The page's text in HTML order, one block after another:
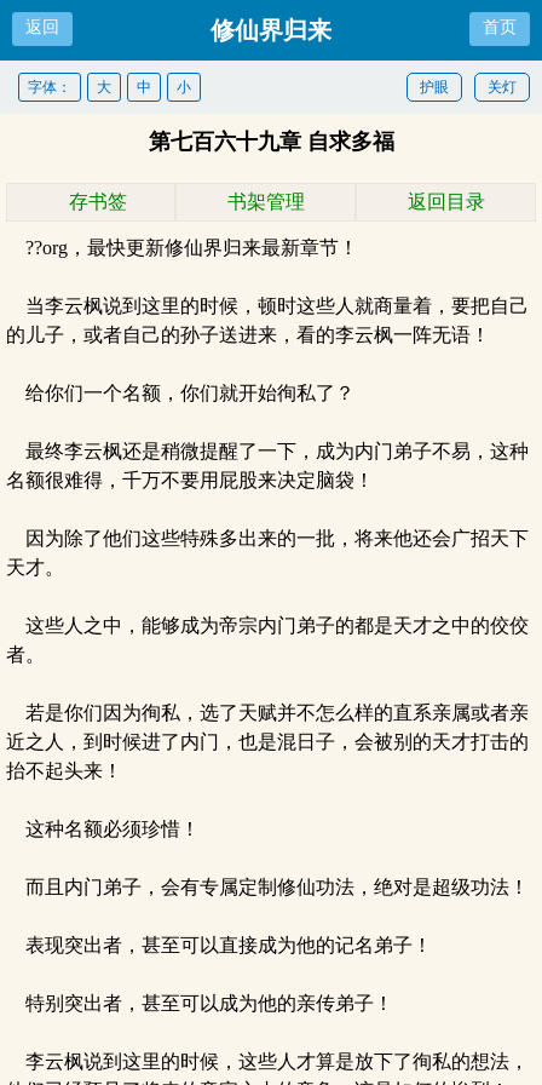
返回 修仙界归来 首页
关灯
护眼
字体： 大 中 小
第七百六十九章 自求多福
存书签 书架管理 返回目录
??org，最快更新修仙界归来最新章节！
当李云枫说到这里的时候，顿时这些人就商量着，要把自己
的儿子，或者自己的孙子送进来，看的李云枫一阵无语！
给你们一个名额，你们就开始徇私了？
最终李云枫还是稍微提醒了一下，成为内门弟子不易，这种
名额很难得，千万不要用屁股来决定脑袋！
因为除了他们这些特殊多出来的一批，将来他还会广招天下
天才。
这些人之中，能够成为帝宗内门弟子的都是天才之中的佼佼
者。
若是你们因为徇私，选了天赋并不怎么样的直系亲属或者亲
近之人，到时候进了内门，也是混日子，会被别的天才打击的
抬不起头来！
这种名额必须珍惜！
而且内门弟子，会有专属定制修仙功法，绝对是超级功法！
表现突出者，甚至可以直接成为他的记名弟子！
特别突出者，甚至可以成为他的亲传弟子！
李云枫说到这里的时候，这些人才算是放下了徇私的想法，